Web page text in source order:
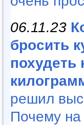
06.11.23
бросить
похудеть
решил
Почему